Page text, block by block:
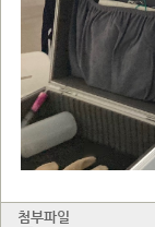
첨부파일